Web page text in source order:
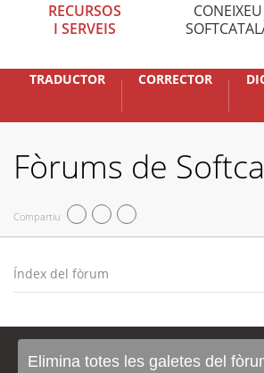
RECURSOS
I SERVEIS
CONEIXEU
TRADUCTOR CORRECTOR
Fòrums de
Compartiu
Índex del fòrum
Elimina totes les galetes del